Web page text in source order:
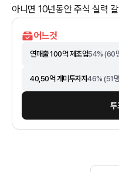
아니면 10년동안 주식 실력
어느것
연매출 100억 제조업54% (60
40,50억 개미투자자46% (51
투